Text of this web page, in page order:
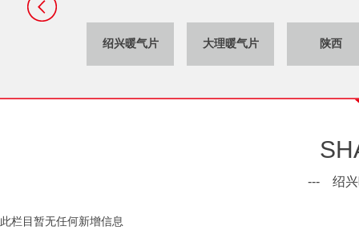
绍兴暖气片 大理暖气片 陕西
--- 绍
此栏目暂无任何新增信息